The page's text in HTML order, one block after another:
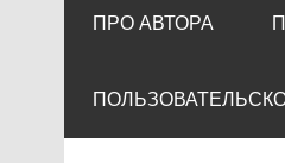
ПРО АВТОРА